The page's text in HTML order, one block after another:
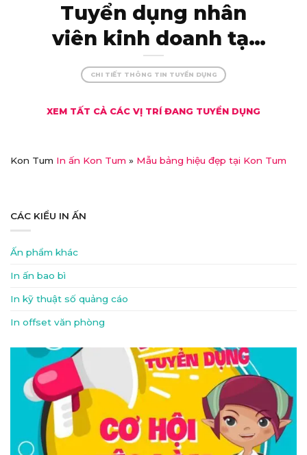
Tuyển dụng nhân
viên kinh doanh tại
Kon Tum – thu nhập
khủng, đãi ngộ xịn!
CHI TIẾT THÔNG TIN TUYỂN DỤNG
XEM TẤT CẢ CÁC VỊ TRÍ ĐANG TUYỂN DỤNG
Kon Tum In ấn Kon Tum » Mẫu bảng hiệu đẹp tại Kon Tum
CÁC KIỂU IN ẤN
Ấn phẩm khác
In ấn bao bì
In kỹ thuật số quảng cáo
In offset văn phòng